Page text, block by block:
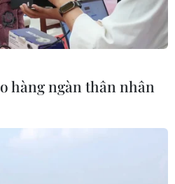
hàng ngàn thân nhân